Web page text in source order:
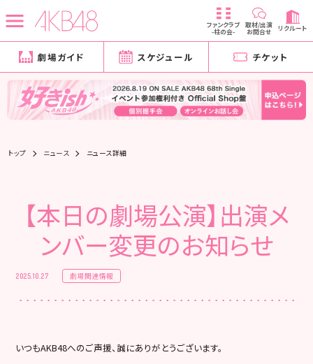
ファンクラブ
-柱の会-
取材/出演
お問合せ リクルート
劇場ガイド スケジュール チケット
トップ ニュース ニュース詳細
【本日の劇場公演】出演メ
ンバー変更のお知らせ
2025.10.27 劇場関連情報
いつもAKB48へのご声援、誠にありがとうございます。